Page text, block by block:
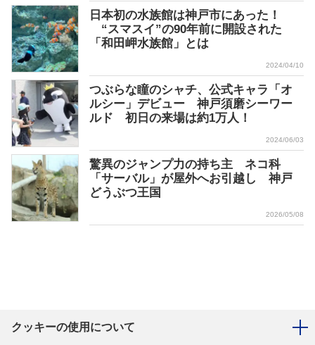
日本初の水族館は神戸市にあった！
“スマスイ”の90年前に開設された
「和田岬水族館」とは
2024/04/10
つぶらな瞳のシャチ、公式キャラ「オ
ルシー」デビュー 神戸須磨シーワー
ルド 初日の来場は約1万人！
2024/06/03
驚異のジャンプ力の持ち主 ネコ科
「サーバル」が屋外へお引越し 神戸
どうぶつ王国
2026/05/08
クッキーの使用について